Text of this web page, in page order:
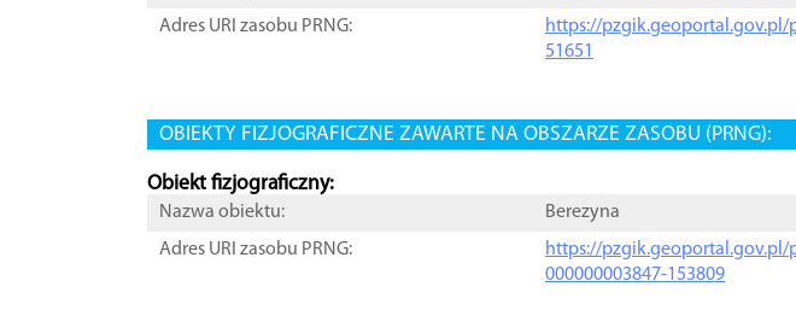
Adres URI zasobu PRNG:
https://pzgik.geoportal.gov.pl/
51651
OBIEKTY FIZJOGRAFICZNE ZAWARTE NA OBSZARZE ZASOBU (PRNG):
Obiekt fizjograficzny:
Nazwa obiektu:
Berezyna
Adres URI zasobu PRNG:
https://pzgik.geoportal.gov.pl/
000000003847-153809